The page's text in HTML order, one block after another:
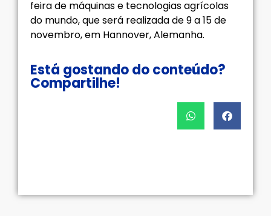
feira de máquinas e tecnologias agrícolas
do mundo, que será realizada de 9 a 15 de
novembro, em Hannover, Alemanha.
Está gostando do conteúdo?
Compartilhe!